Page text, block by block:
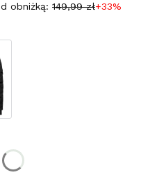
obniżką: 149,99 zł+33%